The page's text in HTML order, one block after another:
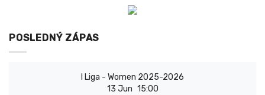
POSLEDNÝ ZÁPAS
I Liga - Women 2025-2026
13 Jun 15:00